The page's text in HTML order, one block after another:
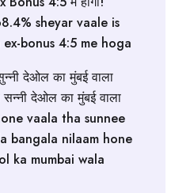
sheyar vaale is
bonus 4:5 me hoga
देओल का मुंबई वाला
सन्नी देओल का मुंबई वाला
vaala tha sunnee
bangala nilaam hone
ka mumbai wala